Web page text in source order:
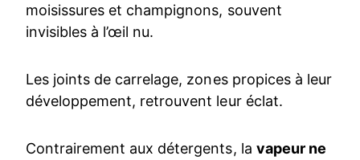
moisissures et champignons, souvent
invisibles à l’œil nu.
Les joints de carrelage, zones propices à leur
développement, retrouvent leur éclat.
Contrairement aux détergents, la vapeur ne